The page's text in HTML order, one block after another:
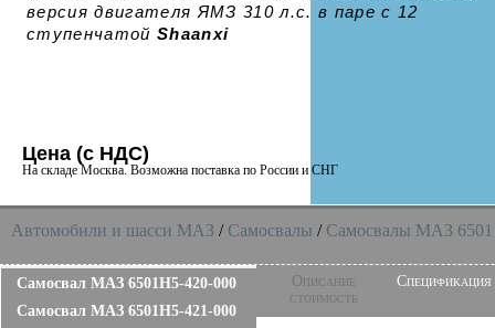
версия двигателя ЯМЗ 310 л.с. в паре с 12
ступенчатойShaanxi
Цена (с НДС)
На складе Москва. Возможна поставка по России и СНГ
Автомобили и шасси MAЗ / Самосвалы / Самосвалы МАЗ 6501
Самосвал МАЗ 6501H5-420-000
Самосвал МАЗ 6501H5-421-000
Описание
стоимость
Спецификация